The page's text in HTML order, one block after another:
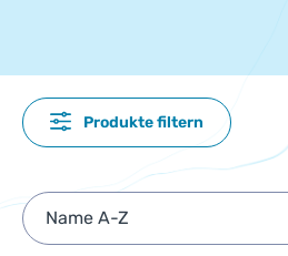
Produkte filtern